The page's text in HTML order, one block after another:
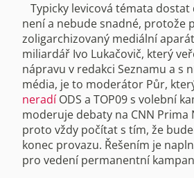
Typicky levicová témata
není a nebude snadné, protože
zoligarchizovaný mediální
miliardář Ivo Lukačovič, který
nápravu v redakci Seznamu a s
média, je to moderátor Půr,
neradíODS a TOP09 s volební
moderuje debaty na CNN Prima
proto vždy počítat s tím, že
konec provazu. Řešením je
pro vedení permanentní